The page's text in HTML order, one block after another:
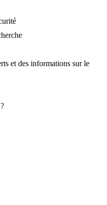
et des informations sur le